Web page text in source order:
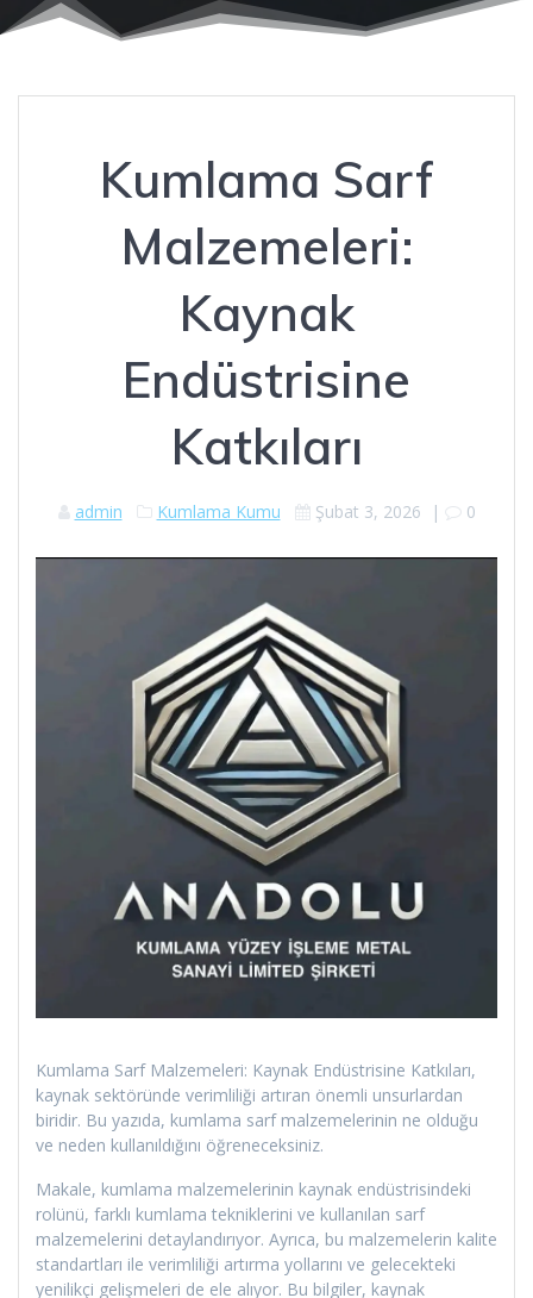
Kumlama Sarf
Malzemeleri:
Kaynak
Endüstrisine
Katkıları
admin Kumlama Kumu Şubat 3, 2026 | 0
Kumlama Sarf Malzemeleri: Kaynak Endüstrisine Katkıları,
kaynak sektöründe verimliliği artıran önemli unsurlardan
biridir. Bu yazıda, kumlama sarf malzemelerinin ne olduğu
ve neden kullanıldığını öğreneceksiniz.
Makale, kumlama malzemelerinin kaynak endüstrisindeki
rolünü, farklı kumlama tekniklerini ve kullanılan sarf
malzemelerini detaylandırıyor. Ayrıca, bu malzemelerin kalite
standartları ile verimliliği artırma yollarını ve gelecekteki
yenilikçi gelişmeleri de ele alıyor. Bu bilgiler, kaynak